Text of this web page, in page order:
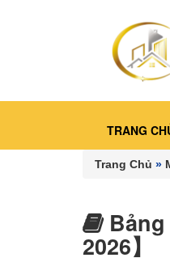
TRANG
Trang Chủ »
Bảng
2026】